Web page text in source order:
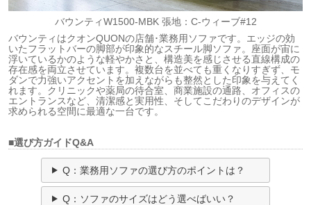
バウンティW1500-MBK 張地：C-ウィーブ#12
バウンティはクオンQUONの店舗･業務用ソファです。エッジの効
いたフラットバーの脚部が印象的なスチール脚ソファ。座面が宙に
浮いているかのような軽やかさと、構造美を感じさせる直線構成の
存在感を両立させています。複数台を並べても重くなりすぎず、モ
ダンで力強いアクセントを加えながらも整然とした印象を与えてく
れます。クリニックや薬局の待合室、商業施設の通路、オフィスの
エントランスなど、清潔感と実用性、そしてこだわりのデザインが
求められる空間に最適な一台です。
■選び方ガイドQ&A
Q：業務用ソファの選び方のポイントは？
Q：ソファのサイズはどう選べばいい？